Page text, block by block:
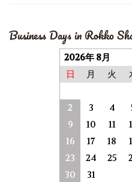
Business Days in Rokko
2026年 8月
日 月 火
2
3 4
9
10 11
16
17 18
23
24 25
30
31